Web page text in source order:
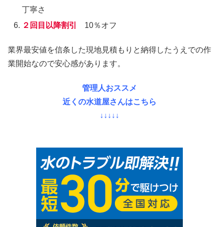
丁寧さ
２回目以降割引
10％オフ
業界最安値を信条した現地見積もりと納得したうえでの作
業開始なので安心感があります。
管理人おススメ
近くの水道屋さんはこちら
↓↓↓↓↓